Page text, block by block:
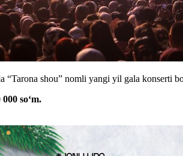
“Tarona shou” nomli yangi yil gala konserti
soʻm.